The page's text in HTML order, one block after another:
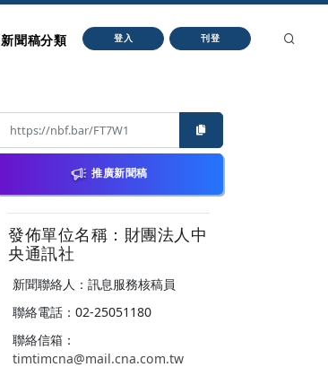
新聞稿分類 登入 刊登
推廣新聞稿
發佈單位名稱：財團法人中
央通訊社
新聞聯絡人：訊息服務核稿員
聯絡電話：02-25051180
聯絡信箱：
timtimcna@mail.cna.com.tw